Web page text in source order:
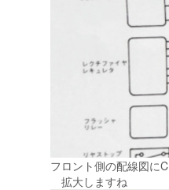
フロント側の配線図に
拡大しますね